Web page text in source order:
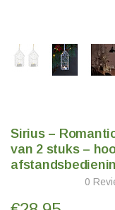
Sirius –
van 2 stuks –
0